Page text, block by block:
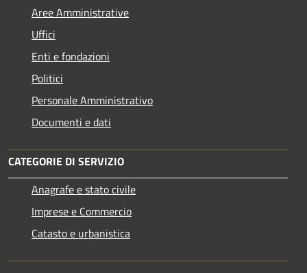
Aree Amministrative
Uffici
Enti e fondazioni
Politici
Personale Amministrativo
Documenti e dati
CATEGORIE DI SERVIZIO
Anagrafe e stato civile
Imprese e Commercio
Catasto e urbanistica